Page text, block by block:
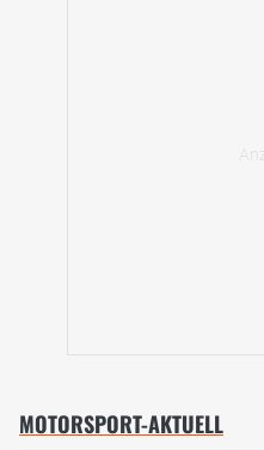
MOTORSPORT-AKTUELL